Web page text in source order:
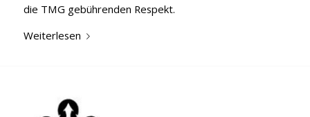
die TMG gebührenden Respekt.
Weiterlesen